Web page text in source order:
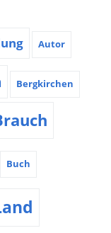
Autor
Bergkirchen
Buch